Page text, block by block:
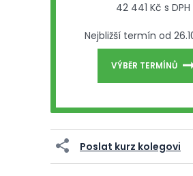
42 441 Kč s DPH
Nejbližší termín od
VÝBĚR TERMÍNŮ
Poslat kurz kolegovi